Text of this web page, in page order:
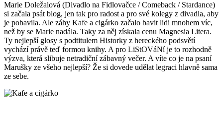
Marie Doležalová (Divadlo na Fidlovačce / Comeback / Stardance)
si začala psát blog, jen tak pro radost a pro své kolegy z divadla, aby
je pobavila. Ale záhy Kafe a cigárko začalo bavit lidi mnohem víc,
než by se Marie nadála. Taky za něj získala cenu Magnesia Litera.
Ty nejlepší glosy s podtitulem Historky z hereckého podsvětí
vychází právě teď formou knihy. A pro LiStOVáNí je to rozhodně
výzva, která slibuje netradiční zábavný večer. A víte co je na psaní
Marušky ze všeho nejlepší? Že si dovede udělat legraci hlavně sama
ze sebe.